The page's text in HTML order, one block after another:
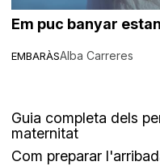
EMBARÀS
Em puc banyar
Alba Carreres
Guia completa dels
maternitat
Com preparar